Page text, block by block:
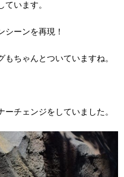
います。
シーンを再現！
ちゃんとついていますね。
チェンジをしていました。